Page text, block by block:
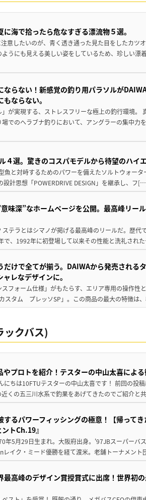
に海で拾ったら危なすぎる漂流物５選。
意したいのが、青く透き通った見た目をしたカツ
うにも見える美しい姿をしているため、珍しい漂
ならない！新感覚の釣り用パラソルが
ならない。
が実現する、ストレスフリーな極上の釣行環境。
でのヘラブナ釣りにおいて、アングラーの集中力を
４選。驚きのコスパモデルから待望のハイ
魚と対峙するためのパワーを備えたソルトウォー
計思想「POWERDRIVE DESIGN」を継承し、フ
味深”なホームページを公開。最高峰リー
テラとはシマノが掲げる最高峰のリールだ。歴代
で、1992年に初登場して以来その性能と洗礼され
だけで全てが揃う。DAIWAから発売される
レなデザインに。
スフォーム仕様」がもたらす、エリア専用の操作性
スタム プレッソSP」。この商品の最大の特徴は
ックバス)
プロトを紹介！テスターの中山太喜による
にちは10FTUテスターの中山太喜です！ 前回の投
くの五三川水系で釣果をあげてきたのでご紹介と
するパワーフィッシングの極意！【帰って
トCh.19』
年5月29日生まれ。大阪府出身。'97JBスーパーバ
レイク・ミード優勝を経て渡米。老舗トーナメン
最高峰のデザイン賞授賞式に出席！世界初